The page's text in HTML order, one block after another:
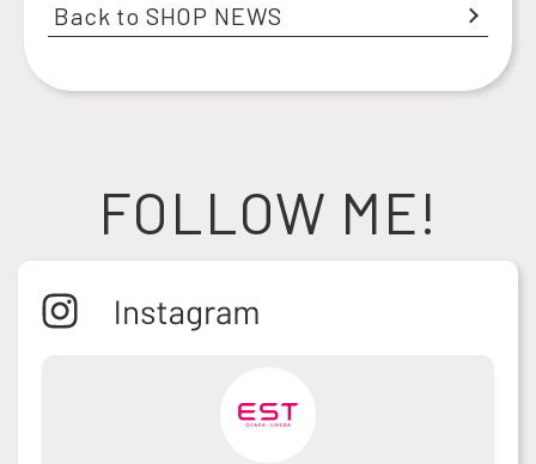
Back to SHOP NEWS
FOLLOW ME!